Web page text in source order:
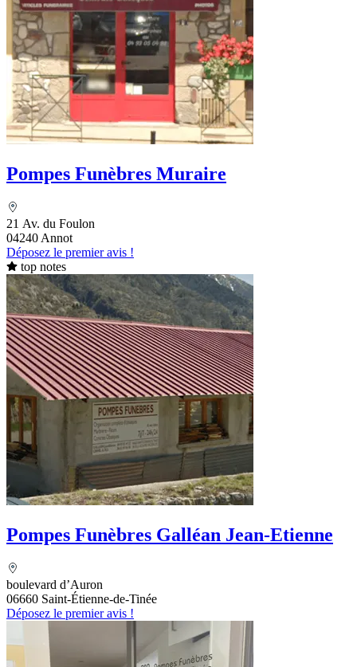
Pompes Funèbres Muraire
21 Av. du Foulon
04240 Annot
Déposez le premier avis !
top notes
Pompes Funèbres Galléan Jean-Etienne
boulevard d’Auron
06660 Saint-Étienne-de-Tinée
Déposez le premier avis !